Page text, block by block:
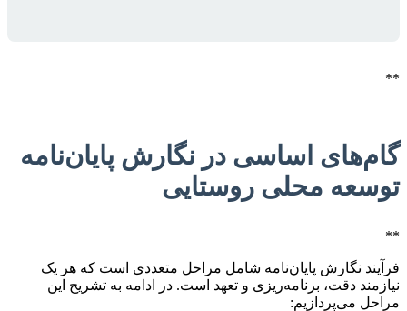
**
گام‌های اساسی در نگارش پایان‌نامه
توسعه محلی روستایی
**
فرآیند نگارش پایان‌نامه شامل مراحل متعددی است که هر یک
نیازمند دقت، برنامه‌ریزی و تعهد است. در ادامه به تشریح این
مراحل می‌پردازیم: